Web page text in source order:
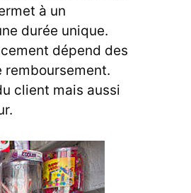
à un
durée unique.
dépend des
remboursement.
client mais aussi